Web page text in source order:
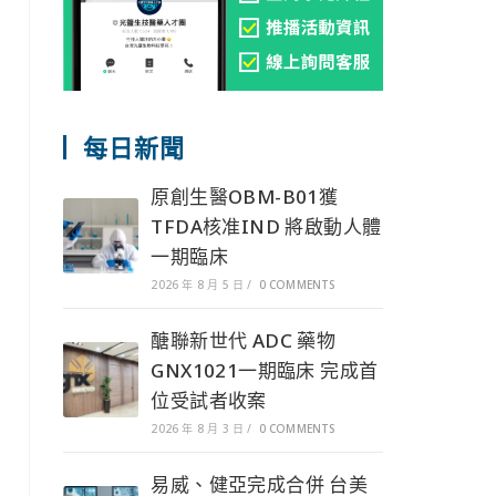
每日新聞
原創生醫OBM-B01獲
TFDA核准IND 將啟動人體
一期臨床
2026 年 8 月 5 日 / 0 COMMENTS
醣聯新世代 ADC 藥物
GNX1021一期臨床 完成首
位受試者收案
2026 年 8 月 3 日 / 0 COMMENTS
易威、健亞完成合併 台美